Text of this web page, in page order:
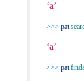
‘a’
>>> pat.
‘a’
>>> pat.